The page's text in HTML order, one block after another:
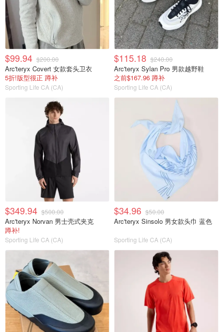
$99.94 $200.00
Arc'teryx Covert 女款套头卫衣
5折!版型很正 蹲补
Sporting Life CA (CA)
$115.18 $240.00
Arc'teryx Sylan Pro 男款越野鞋
之前$167.96 蹲补
Sporting Life CA (CA)
$349.94 $500.00
Arc'teryx Norvan 男士壳式夹克
蹲补!
Sporting Life CA (CA)
$34.96 $50.00
Arc'teryx Sinsolo 男女款头巾 蓝色
Sporting Life CA (CA)